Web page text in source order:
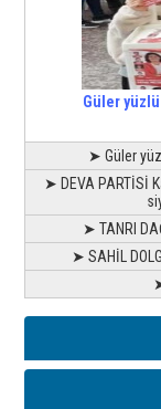
Güler
➤ Güler
➤ DEVA PARTİSİ
➤ TANRI
➤ SAHİL